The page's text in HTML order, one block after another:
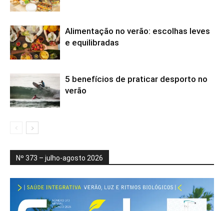
Alimentação no verão: escolhas leves
e equilibradas
5 benefícios de praticar desporto no
verão
Nº 373 – julho-agosto 2026